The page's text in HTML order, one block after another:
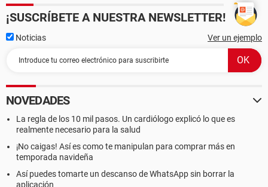
¡SUSCRÍBETE A NUESTRA NEWSLETTER!
Noticias Ver un ejemplo
NOVEDADES
La regla de los 10 mil pasos. Un cardiólogo explicó lo que es
realmente necesario para la salud
¡No caigas! Así es como te manipulan para comprar más en
temporada navideña
Así puedes tomarte un descanso de WhatsApp sin borrar la
aplicación